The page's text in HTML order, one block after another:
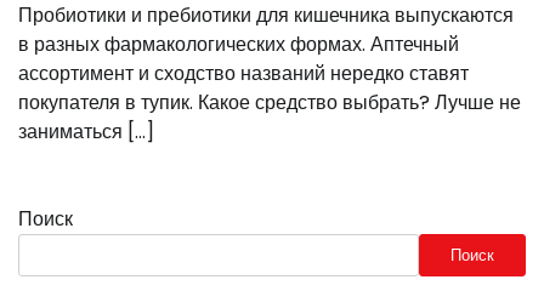
Пробиотики и пребиотики для кишечника выпускаются
в разных фармакологических формах. Аптечный
ассортимент и сходство названий нередко ставят
покупателя в тупик. Какое средство выбрать? Лучше не
заниматься […]
Поиск
Поиск